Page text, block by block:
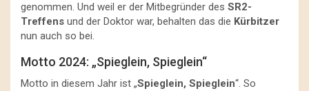
genommen. Und weil er der Mitbegründer des SR2-
Treffens und der Doktor war, behalten das die Kürbitzer
nun auch so bei.
Motto 2024: „Spieglein, Spieglein“
Motto in diesem Jahr ist „Spieglein, Spieglein“. So